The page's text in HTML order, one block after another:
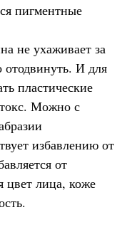
пигментные
не ухаживает за
И для
пластические
Можно с
избавлению от
от
цвет лица, коже